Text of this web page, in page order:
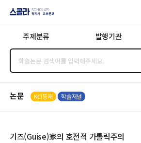
지사·교보문고
주제분류 발행기관
논문 KCI등재 학술저널
기즈(Guise)家의 호전적 가톨릭주의